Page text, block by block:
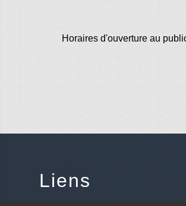
Horaires d'ouverture au
Liens